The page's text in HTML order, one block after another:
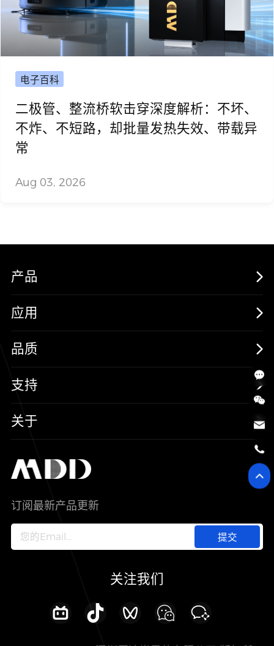
电子百科
二极管、整流桥软击穿深度解析：不坏、
不炸、不短路，却批量发热失效、带载异
常
Aug 03, 2026
产品
MOSFETs
保护器件
三极管
SiC
IC
应用
消费电子
汽车电子
新能源
智能家居
新兴行业
品质
可靠性实验室
质量与环境
其他信息(PCN)
支持
样品与支持
关于
加入我们
订阅最新产品更新
提交
关注我们